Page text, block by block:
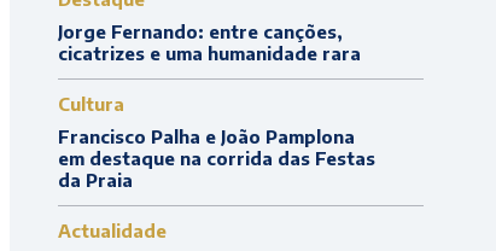
Jorge Fernando: entre canções,
cicatrizes e uma humanidade rara
Cultura
Francisco Palha e João Pamplona
em destaque na corrida das Festas
da Praia
Actualidade